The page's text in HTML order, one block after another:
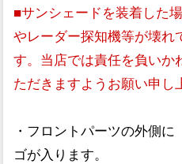
■サンシェードを装着した
やレーダー探知機等が壊れ
す。当店では責任を負いか
ただきますようお願い申し
・フロントパーツの外側に
ゴが入ります。